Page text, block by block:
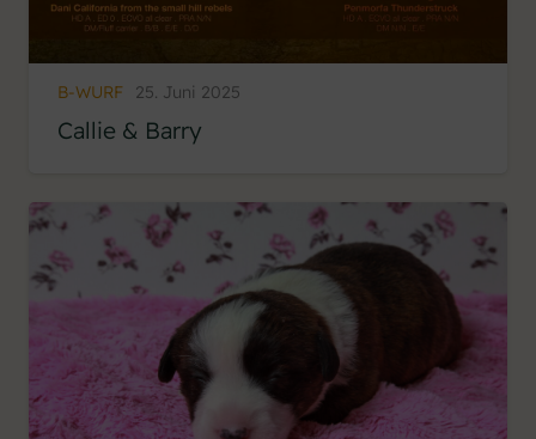
B-WURF 25. Juni 2025
Callie & Barry